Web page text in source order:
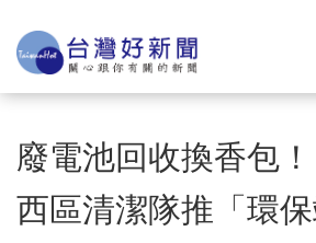
廢電池回收換香包
西區清潔隊推「環